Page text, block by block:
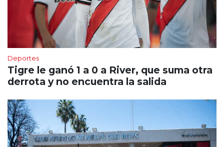
Deportes
Tigre le ganó 1 a 0 a River, que suma otra
derrota y no encuentra la salida